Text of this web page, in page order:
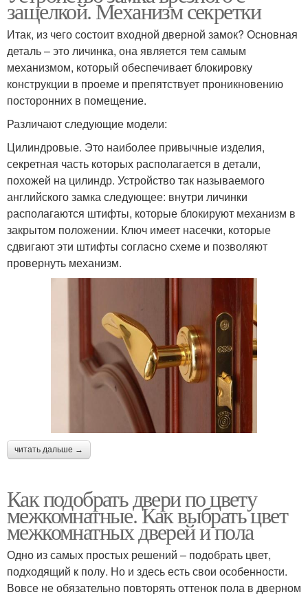
защелкой. Механизм секретки
Итак, из чего состоит входной дверной замок? Основная
деталь – это личинка, она является тем самым
механизмом, который обеспечивает блокировку
конструкции в проеме и препятствует проникновению
посторонних в помещение.
Различают следующие модели:
Цилиндровые. Это наиболее привычные изделия,
секретная часть которых располагается в детали,
похожей на цилиндр. Устройство так называемого
английского замка следующее: внутри личинки
располагаются штифты, которые блокируют механизм в
закрытом положении. Ключ имеет насечки, которые
сдвигают эти штифты согласно схеме и позволяют
провернуть механизм.
читать дальше →
Как подобрать двери по цвету
межкомнатные. Как выбрать цвет
межкомнатных дверей и пола
Одно из самых простых решений – подобрать цвет,
подходящий к полу. Но и здесь есть свои особенности.
Вовсе не обязательно повторять оттенок пола в дверном